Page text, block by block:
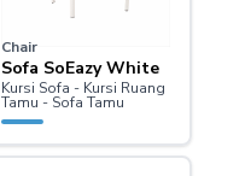
Chair
Sofa SoEazy White
Kursi Sofa - Kursi Ruang
Tamu - Sofa Tamu